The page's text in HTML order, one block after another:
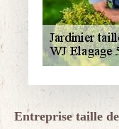
Entreprise taille